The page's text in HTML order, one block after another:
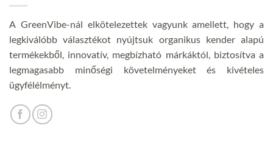
A GreenVibe-nál elkötelezettek vagyunk amellett, hogy a
legkiválóbb választékot nyújtsuk organikus kender alapú
termékekből, innovatív, megbízható márkáktól, biztosítva a
legmagasabb minőségi követelményeket és kivételes
ügyfélélményt.